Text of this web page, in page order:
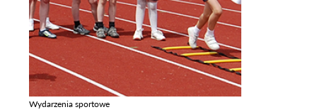
Wydarzenia sportowe